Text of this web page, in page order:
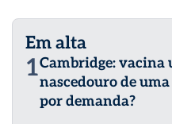
Em alta
1Cambridge: vacina
nascedouro de
por demanda?